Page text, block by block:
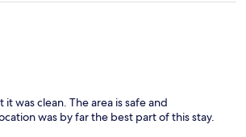
was clean. The area is safe and
was by far the best part of this stay.